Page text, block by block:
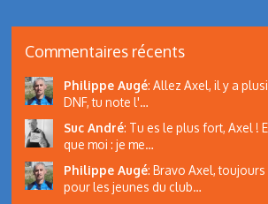
Commentaires récents
Philippe Augé: Allez Axel, il y a
DNF, tu note l'…
Suc André: Tu es le plus fort, Axel !
que moi : je me…
Philippe Augé: Bravo Axel,
pour les jeunes du club…